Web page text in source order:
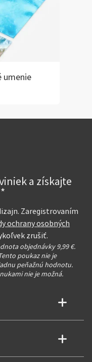
umenie
a získajte
Zaregistrovaním
ochrany osobných
zrušiť.
objednávky 9,99 €.
poukaz nie je
peňažnú hodnotu.
nie je možná.